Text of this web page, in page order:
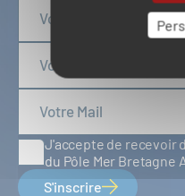
J'accepte de recevoir
du Pôle Mer Bretagne
S'inscrire